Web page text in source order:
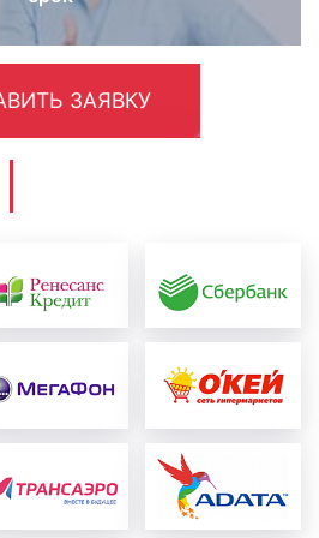
что реклама на радио
если вы хотите, чтобы
а денежные средства,
течение месяца и более.
спрашивают, как
размещения рекламы на
рекламного ролика:
рекламу на радио,
ЗАЯВКУ